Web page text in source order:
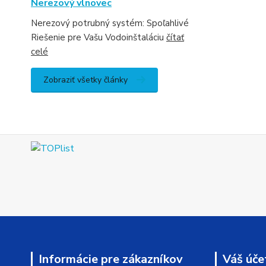
Nerezový vlnovec
Nerezový potrubný systém: Spoľahlivé
Riešenie pre Vašu Vodoinštaláciu čítať
celé
Zobraziť všetky články
Informácie pre zákazníkov Váš